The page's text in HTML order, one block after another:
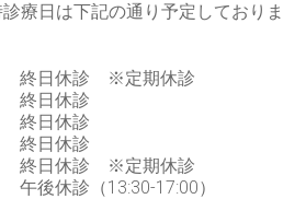
療日は下記の通り予定しておりま
終日休診 ※定期休診
終日休診
終日休診
終日休診
終日休診 ※定期休診
午後休診（13:30-17:00）